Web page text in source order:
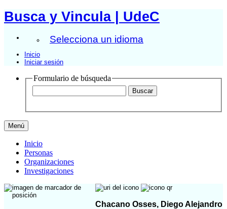
Busca y Vincula | UdeC
Selecciona un idioma
Inicio
Iniciar sesión
Formulario de búsqueda
Menú
Inicio
Personas
Organizaciones
Investigaciones
Chacano Osses, Diego Alejandro